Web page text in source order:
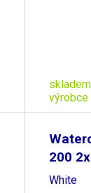
výrobce
200
White